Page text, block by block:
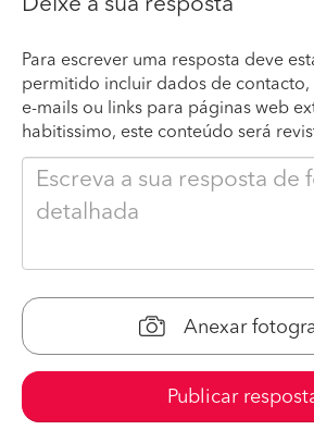
Para escrever uma resposta deve
permitido incluir dados de contacto,
e-mails ou links para páginas web
habitissimo, este conteúdo será
Anexar
Publicar